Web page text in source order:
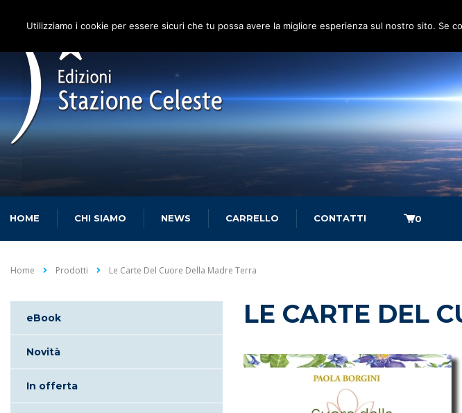
HOME CHI SIAMO NEWS CARRELLO CONTATTI 0
Home Prodotti Le Carte Del Cuore Della Madre Terra
LE CARTE DEL
eBook
Novità
In offerta
Utilizziamo i cookie per essere sicuri che tu possa avere la migliore esperienza sul nostro sito. Se